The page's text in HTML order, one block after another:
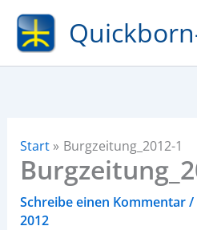
Zum
Inhalt
springen
Start Burgzeitung_2012-1
Schreibe einen Kommentar/
2012